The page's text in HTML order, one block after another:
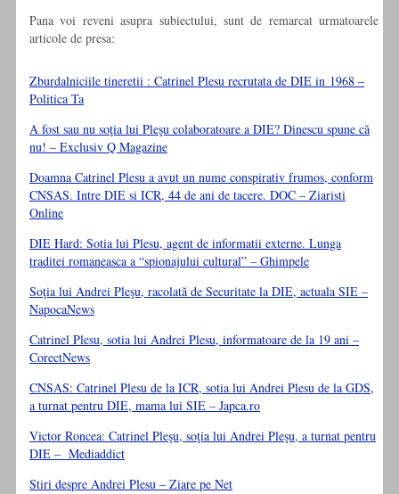
Pana voi reveni asupra subiectului, sunt de remarcat urmatoarele
articole de presa:
Zburdalniciile tineretii : Catrinel Plesu recrutata de DIE in 1968 –
Politica Ta
A fost sau nu soţia lui Pleşu colaboratoare a DIE? Dinescu spune că
nu! – Exclusiv Q Magazine
Doamna Catrinel Plesu a avut un nume conspirativ frumos, conform
CNSAS. Intre DIE si ICR, 44 de ani de tacere. DOC – Ziaristi
Online
DIE Hard: Sotia lui Plesu, agent de informatii externe. Lunga
traditei romaneasca a “spionajului cultural” – Ghimpele
Soţia lui Andrei Pleşu, racolată de Securitate la DIE, actuala SIE –
NapocaNews
Catrinel Plesu, sotia lui Andrei Plesu, informatoare de la 19 ani –
CorectNews
CNSAS: Catrinel Plesu de la ICR, sotia lui Andrei Plesu de la GDS,
a turnat pentru DIE, mama lui SIE – Japca.ro
Victor Roncea: Catrinel Pleşu, soţia lui Andrei Pleşu, a turnat pentru
DIE – Mediaddict
Stiri despre Andrei Plesu – Ziare pe Net